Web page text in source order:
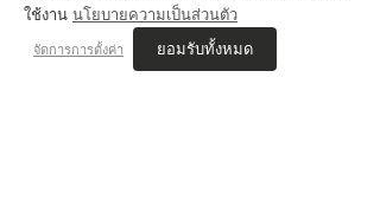
VIS'COM REVIEWs
ใช้งาน นโยบายความเป็นส่วนตัว
จัดการการตั้งค่า ยอมรับทั้งหมด